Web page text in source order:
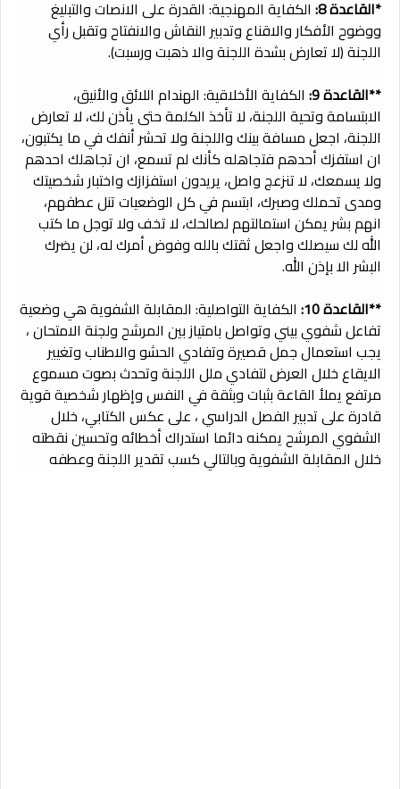
*القاعدة 8: الكفاية المهنجية: القدرة على الانصات والتبليغ
ووضوح الأفكار والاقناع وتدبير النقاش والانفتاح وتقبل رأي
اللجنة (لا تعارض بشدة اللجنة والا ذهبت ورسبت).
**القاعدة 9:
الكفاية الأخلاقية: الهندام اللائق والأنيق،
الابتسامة وتحية اللجنة، لا تأخذ الكلمة حتى يأذن لك، لا تعارض
اللجنة، اجعل مسافة بينك واللجنة ولا تحشر أنفك في ما يكتبون،
ان استفزك أحدهم فتجاهله كأنك لم تسمع، ان تجاهلك احدهم
ولا يسمعك، لا تنزعج واصل، يريدون استفزازك واختبار شخصيتك
ومدى تحملك وصبرك، ابتسم في كل الوضعيات تنل عطفهم،
انهم بشر يمكن استمالتهم لصالحك، لا تخف ولا توجل ما كتب
الله لك سيصلك واجعل ثقتك بالله وفوض أمرك له، لن يضرك
البشر الا بإذن الله.
**القاعدة 10:
الكفاية التواصلية: المقابلة الشفوية هي وضعية
تفاعل شفوي بيني وتواصل بامتياز بين المرشح ولجنة الامتحان ،
يجب استعمال جمل قصيرة وتفادي الحشو والاطناب وتغيير
الايقاع خلال العرض لتفادي ملل اللجنة وتحدث بصوت مسموع
مرتفع يملأ القاعة بثبات وبثقة في النفس وإظهار شخصية قوية
قادرة على تدبير الفصل الدراسي ، على عكس الكتابي، خلال
الشفوي المرشح يمكنه دائما استدراك أخطائه وتحسين نقطته
خلال المقابلة الشفوية وبالتالي كسب تقدير اللجنة وعطفه